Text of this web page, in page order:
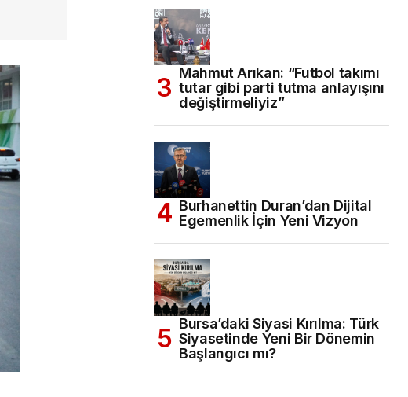
Mahmut Arıkan: “Futbol takımı
tutar gibi parti tutma anlayışını
değiştirmeliyiz”
Burhanettin Duran’dan Dijital
Egemenlik İçin Yeni Vizyon
Bursa’daki Siyasi Kırılma: Türk
Siyasetinde Yeni Bir Dönemin
Başlangıcı mı?